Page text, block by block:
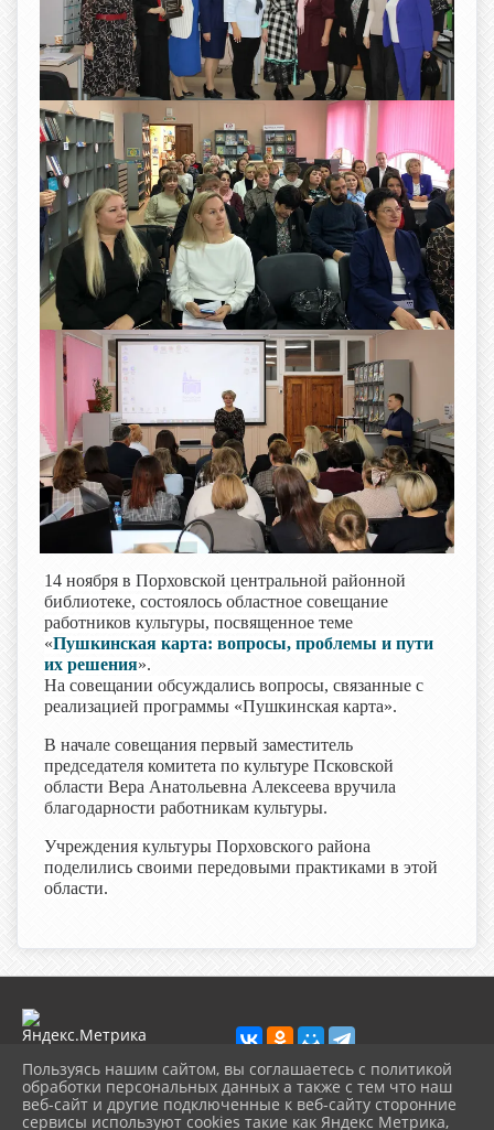
14 ноября в Порховской центральной районной
библиотеке, состоялось областное совещание
работников культуры, посвященное теме
«Пушкинская карта: вопросы, проблемы и пути
их решения».
На совещании обсуждались вопросы, связанные с
реализацией программы «Пушкинская карта».
В начале совещания первый заместитель
председателя комитета по культуре Псковской
области Вера Анатольевна Алексеева вручила
благодарности работникам культуры.
Учреждения культуры Порховского района
поделились своими передовыми практиками в этой
области.
2026 г. porhcbs.ru
Пользуясь нашим сайтом, вы соглашаетесь с политикой
обработки персональных данных а также с тем что наш
веб-сайт и другие подключенные к веб-сайту сторонние
сервисы используют cookies такие как Яндекс Метрика,